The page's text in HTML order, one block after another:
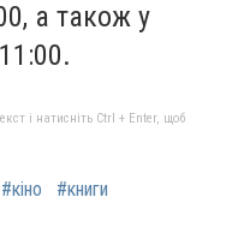
а також у
і натисніть Ctrl + Enter, щоб
#кіно #книги